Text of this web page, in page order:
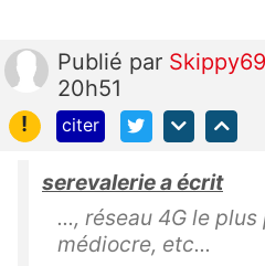
Publié par Skippy69
20h51
!
citer
serevalerie a écrit
..., réseau 4G le
médiocre, etc...